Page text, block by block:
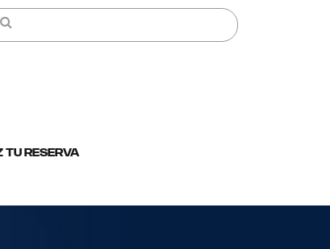
TU RESERVA